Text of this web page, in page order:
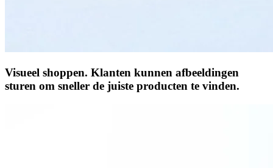
Visueel shoppen. Klanten kunnen afbeeldingen
sturen om sneller de juiste producten te vinden.